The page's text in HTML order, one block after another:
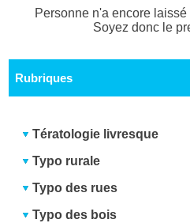
Personne n'a encore
Soyez donc le
Rubriques
Tératologie livresque
Typo rurale
Typo des rues
Typo des bois